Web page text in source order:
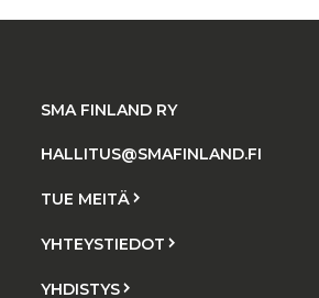
SMA FINLAND RY
HALLITUS@SMAFINLAND.FI
TUE MEITÄ
YHTEYSTIEDOT
YHDISTYS